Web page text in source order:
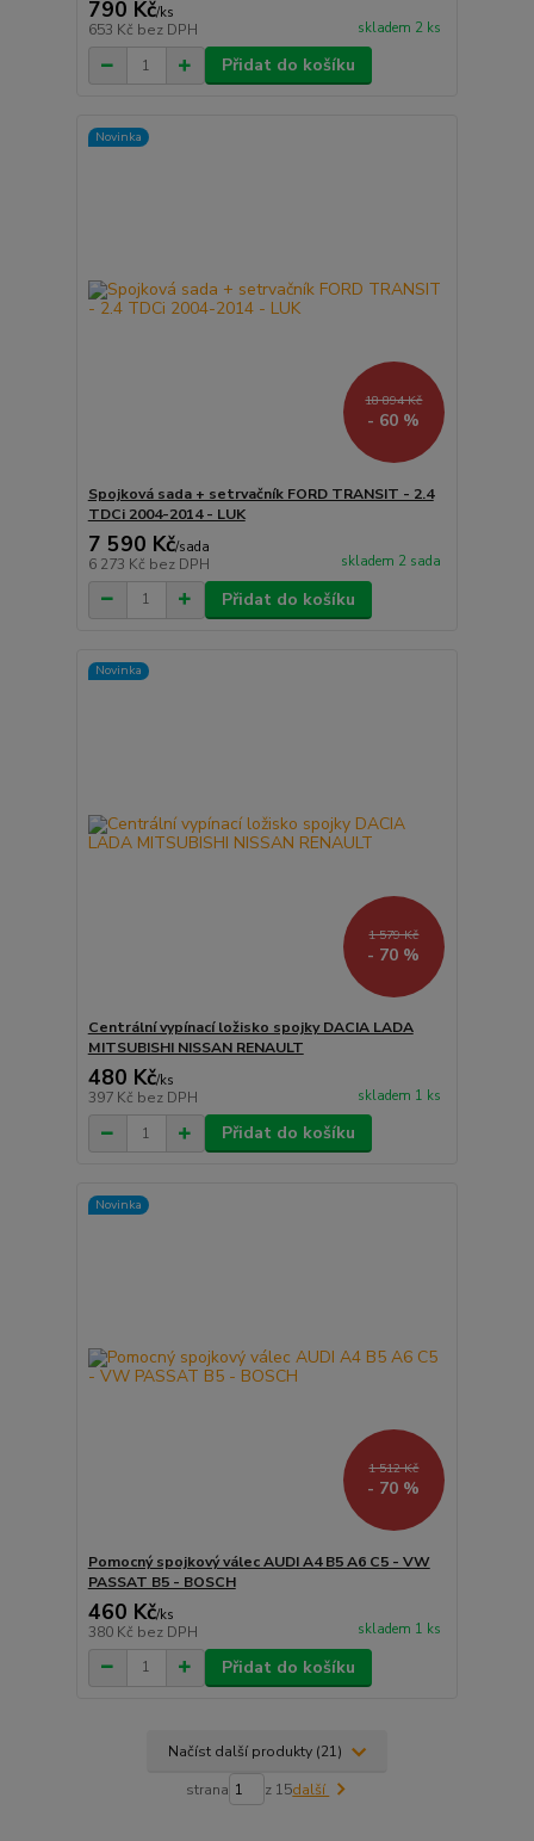
790 Kč/ks
653 Kč bez DPH skladem 2 ks
Přidat do košíku
Novinka
18 894 Kč
- 60 %
Spojková sada + setrvačník FORD TRANSIT - 2.4
TDCi 2004-2014 - LUK
7 590 Kč/sada
6 273 Kč bez DPH skladem 2 sada
Přidat do košíku
Novinka
1 579 Kč
- 70 %
Centrální vypínací ložisko spojky DACIA LADA
MITSUBISHI NISSAN RENAULT
480 Kč/ks
397 Kč bez DPH skladem 1 ks
Přidat do košíku
Novinka
1 512 Kč
- 70 %
Pomocný spojkový válec AUDI A4 B5 A6 C5 - VW
PASSAT B5 - BOSCH
460 Kč/ks
380 Kč bez DPH skladem 1 ks
Přidat do košíku
Načíst další produkty (21)
strana z 15další